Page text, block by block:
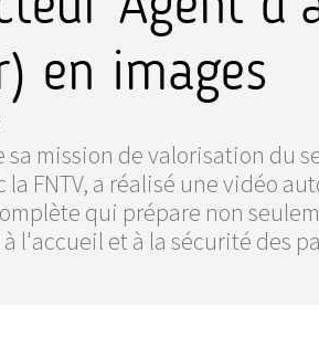
en images
sa mission de valorisation du
FNTV, a réalisé une vidéo
qui prépare non
l'accueil et à la sécurité des